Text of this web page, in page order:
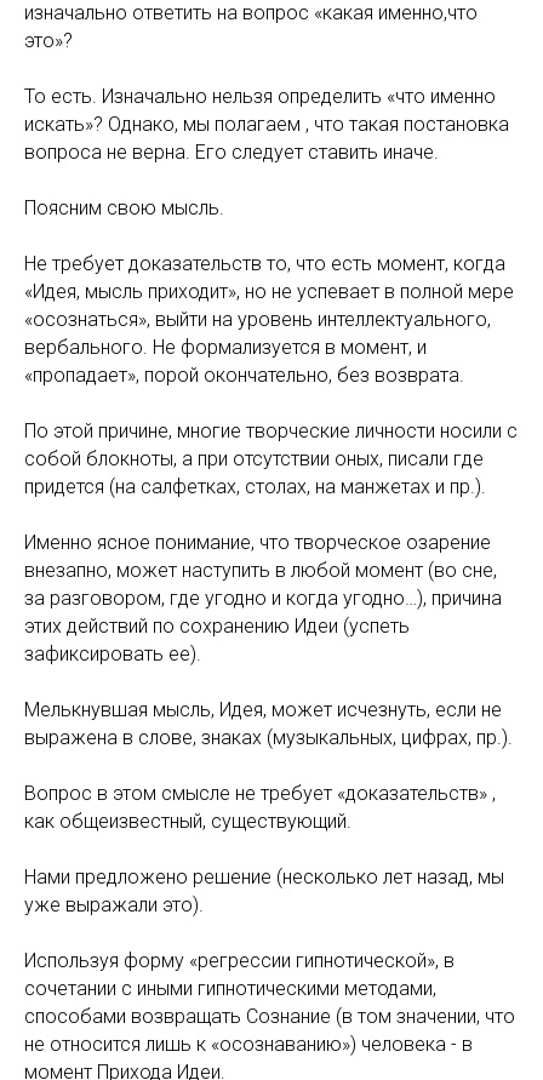
изначально ответить на вопрос «какая именно,что
это»?
То есть. Изначально нельзя определить «что именно
искать»? Однако, мы полагаем , что такая постановка
вопроса не верна. Его следует ставить иначе.
Поясним свою мысль.
Не требует доказательств то, что есть момент, когда
«Идея, мысль приходит», но не успевает в полной мере
«осознаться», выйти на уровень интеллектуального,
вербального. Не формализуется в момент, и
«пропадает», порой окончательно, без возврата.
По этой причине, многие творческие личности носили с
собой блокноты, а при отсутствии оных, писали где
придется (на салфетках, столах, на манжетах и пр.).
Именно ясное понимание, что творческое озарение
внезапно, может наступить в любой момент (во сне,
за разговором, где угодно и когда угодно…), причина
этих действий по сохранению Идеи (успеть
зафиксировать ее).
Мелькнувшая мысль, Идея, может исчезнуть, если не
выражена в слове, знаках (музыкальных, цифрах, пр.).
Вопрос в этом смысле не требует «доказательств» ,
как общеизвестный, существующий.
Нами предложено решение (несколько лет назад, мы
уже выражали это).
Используя форму «регрессии гипнотической», в
сочетании с иными гипнотическими методами,
способами возвращать Сознание (в том значении, что
не относится лишь к «осознаванию») человека - в
момент Прихода Идеи.